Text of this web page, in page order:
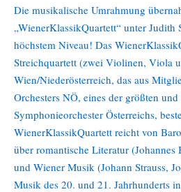
Die musikalische Umrahmung
„WienerKlassikQuartett“ unter
höchstem Niveau! Das
Streichquartett (zwei Violinen, Viola
Wien/Niederösterreich, das aus
Orchesters NÖ, eines der größten
Symphonieorchester Österreichs,
WienerKlassikQuartett reicht von
über romantische Literatur (Johannes
und Wiener Musik (Johann Strauss,
Musik des 20. und 21. Jahrhunderts